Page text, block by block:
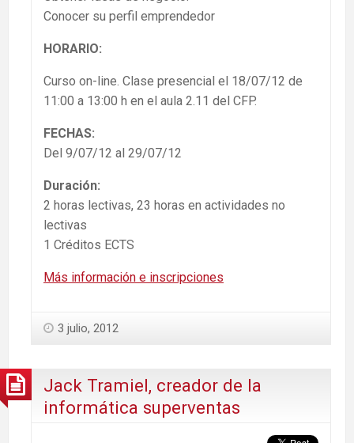
Conocer su perfil emprendedor
HORARIO:
Curso on-line. Clase presencial el 18/07/12 de
11:00 a 13:00 h en el aula 2.11 del CFP.
FECHAS:
Del 9/07/12 al 29/07/12
Duración:
2 horas lectivas, 23 horas en actividades no
lectivas
1 Créditos ECTS
Más información e inscripciones
3 julio, 2012
Jack Tramiel, creador de la
informática superventas